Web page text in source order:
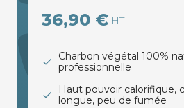
36,90 € HT
Charbon végétal 100%
professionnelle
Haut pouvoir calorifique,
longue, peu de fumée